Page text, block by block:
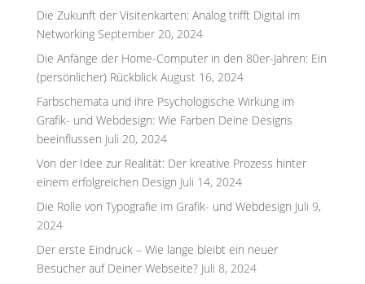
Die Zukunft der Visitenkarten: Analog trifft Digital im
Networking September 20, 2024
Die Anfänge der Home-Computer in den 80er-Jahren: Ein
(persönlicher) Rückblick August 16, 2024
Farbschemata und ihre Psychologische Wirkung im
Grafik- und Webdesign: Wie Farben Deine Designs
beeinflussen Juli 20, 2024
Von der Idee zur Realität: Der kreative Prozess hinter
einem erfolgreichen Design Juli 14, 2024
Die Rolle von Typografie im Grafik- und Webdesign Juli 9,
2024
Der erste Eindruck – Wie lange bleibt ein neuer
Besucher auf Deiner Webseite? Juli 8, 2024